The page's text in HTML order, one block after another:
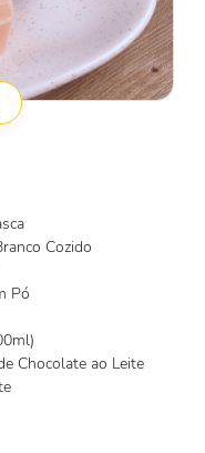
Cozido
Pó
Chocolate ao Leite